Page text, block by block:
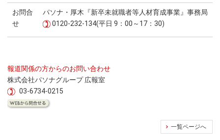
お問合
せ
パソナ・厚木『新卒未就職者等人材育成事業』事務局
0120-232-134(平日 9：00～17：30)
報道関係の方からのお問い合わせ
株式会社パソナグループ 広報室
03-6734-0215
一覧ページへ